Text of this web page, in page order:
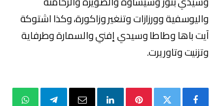
واليوسفية وورزازات وتنغير وزاكورة، وكذا اشتوكة
آيت باها وطاطا وسيدي إفني والسمارة وطرفاية
وتزنيت وتاوريرت.